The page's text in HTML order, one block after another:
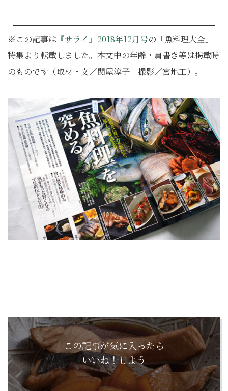
※この記事は 『サライ』2018年12月号の「魚料理大全」
特集より転載しました。本文中の年齢・肩書き等は掲載時
のものです（取材・文／関屋淳子 撮影／宮地工）。
この記事が気に入ったら
いいね！しよう